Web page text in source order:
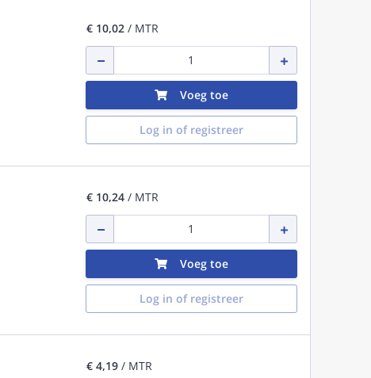
€ 10,02/ MTR
Voeg toe
Log in of registreer
€ 10,24/ MTR
Voeg toe
Log in of registreer
€ 4,19/ MTR